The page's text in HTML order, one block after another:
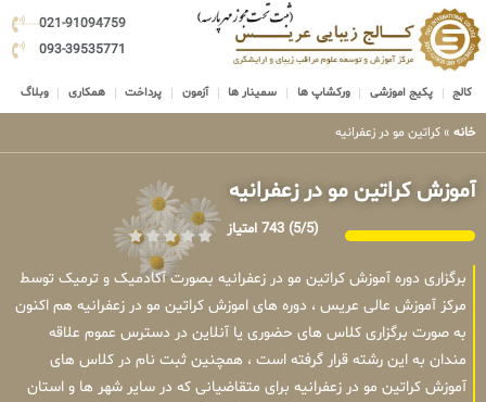
021-91094759
093-39535771
کالج پکیج اموزشی ورکشاپ ها سمینار ها آزمون پرداخت همکاری وبلاگ
خانه » کراتین مو در زعفرانیه
آموزش کراتین مو در زعفرانیه
(5/5) 743 امتیاز
برگزاری دوره آموزش کراتین مو در زعفرانیه بصورت آکادمیک و ترمیک توسط
مرکز آموزش عالی عریس ، دوره های اموزش کراتین مو در زعفرانیه هم اکنون
به صورت برگزاری کلاس های حضوری یا آنلاین در دسترس عموم علاقه
مندان به این رشته قرار گرفته است ، همچنین ثبت نام در کلاس های
آموزش کراتین مو در زعفرانیه برای متقاضیانی که در سایر شهر ها و استان